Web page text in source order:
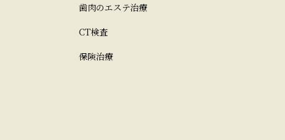
歯肉のエステ治療
CT検査
保険治療